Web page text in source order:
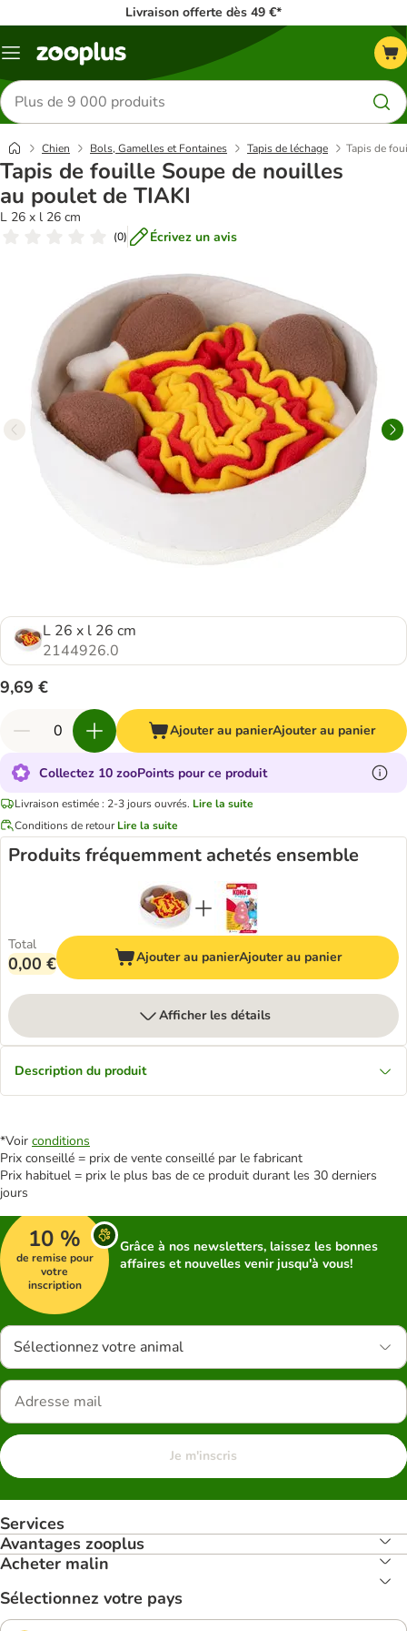
Livraison offerte dès 49 €*
Menu
Rechercher
des
produits
Chien Bols, Gamelles et Fontaines Tapis de léchage Tapis de
Tapis de fouille Soupe de nouilles
au poulet de TIAKI
L 26 x l 26 cm
(0) Écrivez un avis
L 26 x l 26 cm
2144926.0
9,69 €
Ajouter au panierAjouter au panier
Collectez 10 zooPoints pour ce produit
Livraison estimée : 2-3 jours ouvrés. Lire la suite
Conditions de retour Lire la suite
Produits fréquemment achetés ensemble
Total
0,00 € Ajouter au panierAjouter au panier
Afficher les détails
Description du produit
*Voir conditions
Prix conseillé = prix de vente conseillé par le fabricant
Prix habituel = prix le plus bas de ce produit durant les 30 derniers
jours
10 %
de remise pour
votre
inscription
Grâce à nos newsletters, laissez les bonnes
affaires et nouvelles venir jusqu'à vous!
Sélectionnez votre animal
Je m'inscris
Services
Avantages zooplus
Acheter malin
Sélectionnez votre pays